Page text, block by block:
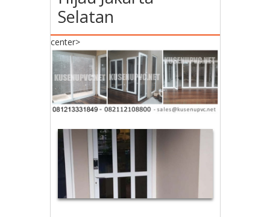
Selatan
center>